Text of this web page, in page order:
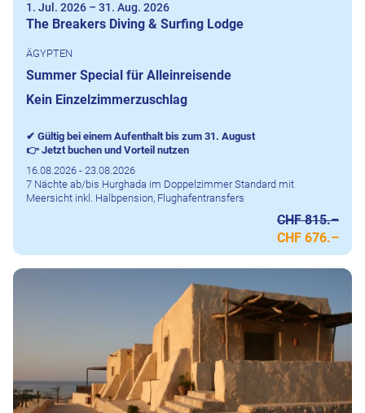
1. Jul. 2026 – 31. Aug. 2026
The Breakers Diving & Surfing Lodge
ÄGYPTEN
Summer Special für Alleinreisende
Kein Einzelzimmerzuschlag
✔ Gültig bei einem Aufenthalt bis zum 31. August
👉 Jetzt buchen und Vorteil nutzen
16.08.2026 - 23.08.2026
7 Nächte ab/bis Hurghada im Doppelzimmer Standard mit
Meersicht inkl. Halbpension, Flughafentransfers
CHF 815.–
CHF 676.–